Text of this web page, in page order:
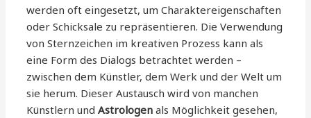
werden oft eingesetzt, um Charaktereigenschaften
oder Schicksale zu repräsentieren. Die Verwendung
von Sternzeichen im kreativen Prozess kann als
eine Form des Dialogs betrachtet werden –
zwischen dem Künstler, dem Werk und der Welt um
sie herum. Dieser Austausch wird von manchen
Künstlern undAstrologen als Möglichkeit gesehen,